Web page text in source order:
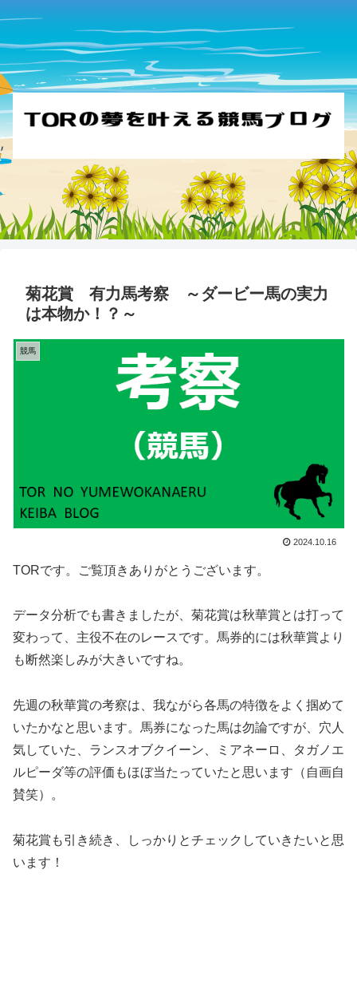
菊花賞 有力馬考察 ～ダービー馬の実力
は本物か！？～
競馬
2024.10.16
TORです。ご覧頂きありがとうございます。
データ分析でも書きましたが、菊花賞は秋華賞とは打って
変わって、主役不在のレースです。馬券的には秋華賞より
も断然楽しみが大きいですね。
先週の秋華賞の考察は、我ながら各馬の特徴をよく掴めて
いたかなと思います。馬券になった馬は勿論ですが、穴人
気していた、ランスオブクイーン、ミアネーロ、タガノエ
ルピーダ等の評価もほぼ当たっていたと思います（自画自
賛笑）。
菊花賞も引き続き、しっかりとチェックしていきたいと思
います！